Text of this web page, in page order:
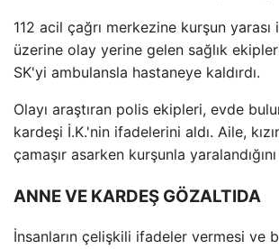
112 acil çağrı merkezine kurşun yarası
üzerine olay yerine gelen sağlık
SK'yi ambulansla hastaneye kaldırdı.
Olayı araştıran polis ekipleri, evde
kardeşi İ.K.'nin ifadelerini aldı. Aile,
çamaşır asarken kurşunla
ANNE VE KARDEŞ GÖZALTIDA
İnsanların çelişkili ifadeler vermesi ve